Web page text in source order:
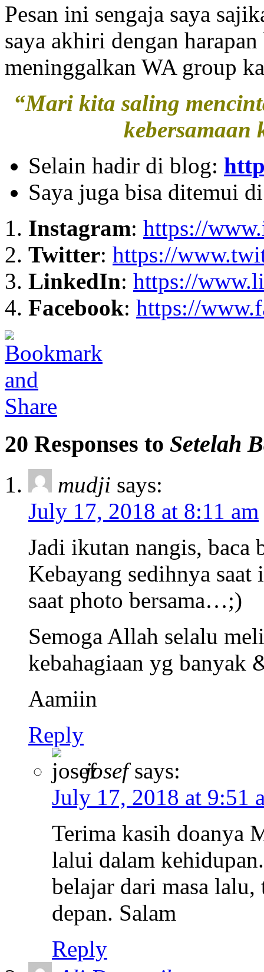
Pesan ini sengaja saya
saya akhiri dengan
meninggalkan WA group
“Mari kita saling
kebersamaan
Selain hadir di blog:
Saya juga bisa ditemui
Instagram: https://
Twitter: https://
LinkedIn: https://
Facebook: https://
20 Responses to Setelah
mudji says:
July 17, 2018 at 8:11 am
Jadi ikutan nangis,
Kebayang sedihnya
saat photo bersama…;)
Semoga Allah selalu
kebahagiaan yg banyak
Aamiin
Reply
josef says:
July 17, 2018 at 9:51
Terima kasih doanya
lalui dalam
belajar dari masa
depan. Salam
Reply